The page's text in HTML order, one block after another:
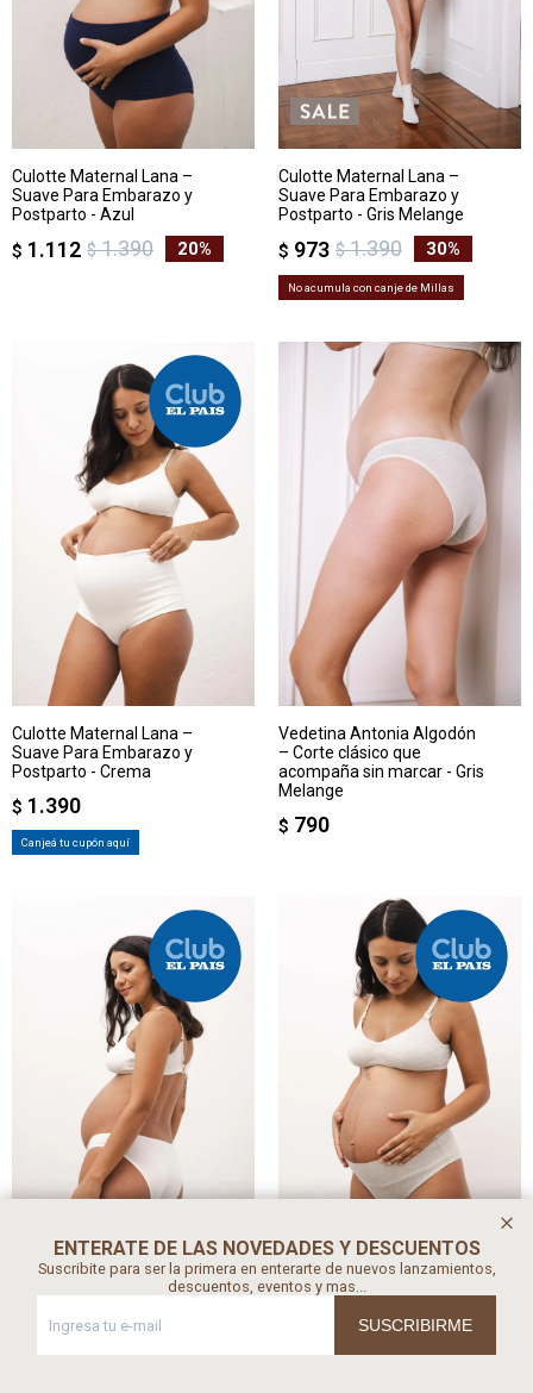
Culotte Maternal Lana –
Suave Para Embarazo y
Postparto - Azul
$ 1.112 $ 1.390 20
Culotte Maternal Lana –
Suave Para Embarazo y
Postparto - Gris Melange
$ 973 $ 1.390 30
No acumula con canje de Millas
Culotte Maternal Lana –
Suave Para Embarazo y
Postparto - Crema
$ 1.390
Canjeá tu cupón aquí
Vedetina Antonia Algodón
– Corte clásico que
acompaña sin marcar - Gris
Melange
$ 790
Vedetina Antonia Algodón
acompaña sin marcar -
Culotte Gracia – Algodón
embarazo, postparto y
ENTERATE DE LAS NOVEDADES Y DESCUENTOS
Suscribite para ser la primera en enterarte de nuevos lanzamientos,
descuentos, eventos y mas...
SUSCRIBIRME